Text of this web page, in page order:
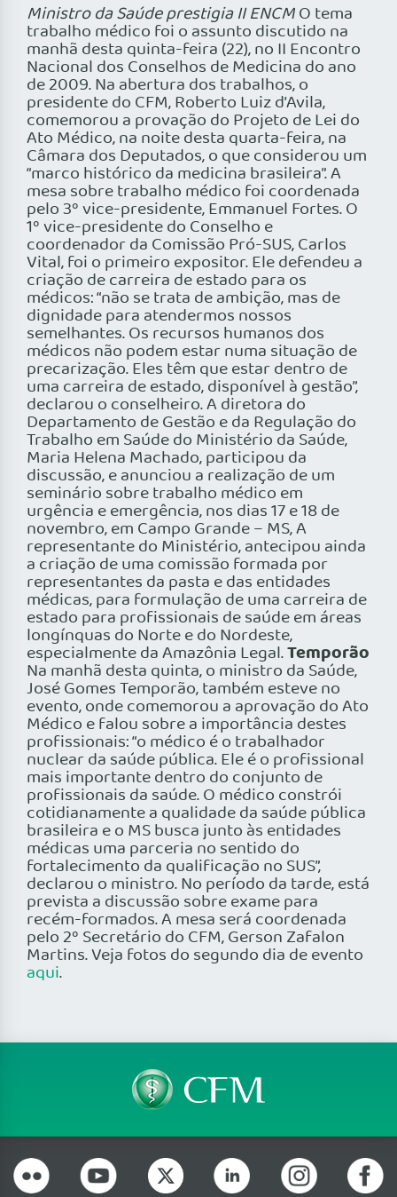
Ministro da Saúde prestigia II ENCMO tema
trabalho médico foi o assunto discutido na
manhã desta quinta-feira (22), no II Encontro
Nacional dos Conselhos de Medicina do ano
de 2009. Na abertura dos trabalhos, o
presidente do CFM, Roberto Luiz d’Avila,
comemorou a provação do Projeto de Lei do
Ato Médico, na noite desta quarta-feira, na
Câmara dos Deputados, o que considerou um
“marco histórico da medicina brasileira”. A
mesa sobre trabalho médico foi coordenada
pelo 3º vice-presidente, Emmanuel Fortes. O
1º vice-presidente do Conselho e
coordenador da Comissão Pró-SUS, Carlos
Vital, foi o primeiro expositor. Ele defendeu a
criação de carreira de estado para os
médicos: “não se trata de ambição, mas de
dignidade para atendermos nossos
semelhantes. Os recursos humanos dos
médicos não podem estar numa situação de
precarização. Eles têm que estar dentro de
uma carreira de estado, disponível à gestão”,
declarou o conselheiro. A diretora do
Departamento de Gestão e da Regulação do
Trabalho em Saúde do Ministério da Saúde,
Maria Helena Machado, participou da
discussão, e anunciou a realização de um
seminário sobre trabalho médico em
urgência e emergência, nos dias 17 e 18 de
novembro, em Campo Grande – MS, A
representante do Ministério, antecipou ainda
a criação de uma comissão formada por
representantes da pasta e das entidades
médicas, para formulação de uma carreira de
estado para profissionais de saúde em áreas
longínquas do Norte e do Nordeste,
especialmente da Amazônia Legal.Temporão
Na manhã desta quinta, o ministro da Saúde,
José Gomes Temporão, também esteve no
evento, onde comemorou a aprovação do Ato
Médico e falou sobre a importância destes
profissionais: “o médico é o trabalhador
nuclear da saúde pública. Ele é o profissional
mais importante dentro do conjunto de
profissionais da saúde. O médico constrói
cotidianamente a qualidade da saúde pública
brasileira e o MS busca junto às entidades
médicas uma parceria no sentido do
fortalecimento da qualificação no SUS”,
declarou o ministro. No período da tarde, está
prevista a discussão sobre exame para
recém-formados. A mesa será coordenada
pelo 2º Secretário do CFM, Gerson Zafalon
Martins. Veja fotos do segundo dia de evento
aqui.